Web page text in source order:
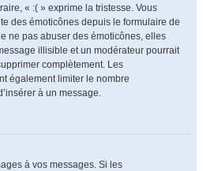
« :( » exprime la tristesse. Vous
des émoticônes depuis le formulaire de
ne pas abuser des émoticônes, elles
illisible et un modérateur pourrait
complètement. Les
également limiter le nombre
à un message.
à vos messages. Si les